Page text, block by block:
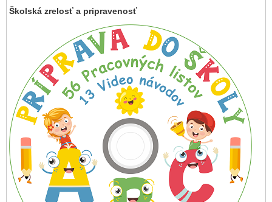
Školská zrelosť a pripravenosť